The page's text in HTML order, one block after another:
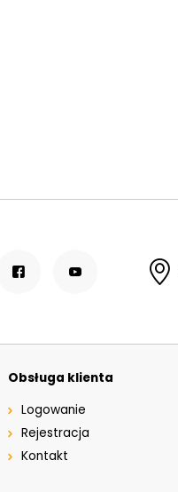
Obsługa klienta
Logowanie
Rejestracja
Kontakt